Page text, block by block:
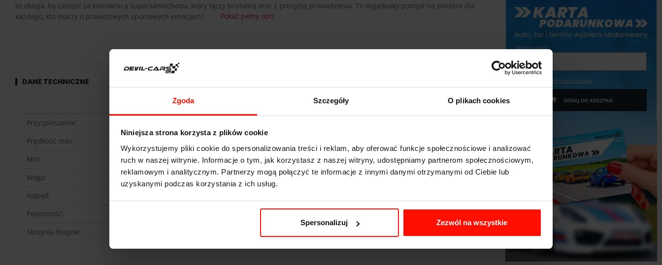
Zgoda Szczegóły O plikach cookies
Niniejsza strona korzysta z plików cookie
Wykorzystujemy pliki cookie do spersonalizowania treści i reklam, aby oferować funkcje społecznościowe i analizować
ruch w naszej witrynie. Informacje o tym, jak korzystasz z naszej witryny, udostępniamy partnerom społecznościowym,
reklamowym i analitycznym. Partnerzy mogą połączyć te informacje z innymi danymi otrzymanymi od Ciebie lub
uzyskanymi podczas korzystania z ich usług.
Spersonalizuj Zezwól na wszystkie
to okazja, by zasiąść za kierownicą supersamochodu, który łączy brutalną moc z precyzją prowadzenia. To wyjątkowy pomysł na prezent dla
każdego, kto marzy o prawdziwych sportowych emocjach!
Pokaż pełny opis
DANE TECHNICZNE
Przyspieszenie:
Prędkość max:
Moc:
482KM
Waga:
1530kg
Napęd:
Pojemność:
Skrzynia biegów:
Wpisz kwotę
Więcej o Karcie Podarunkowej
DODAJ DO KOSZYKA